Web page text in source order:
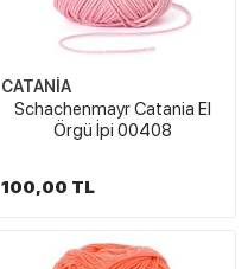
CATANİA
Schachenmayr Catania El
Örgü İpi 00408
100,00 TL